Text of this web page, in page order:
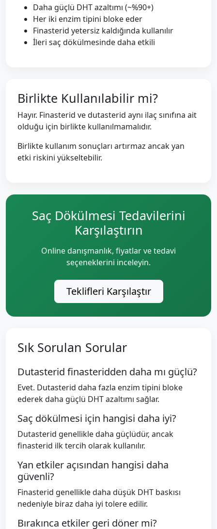
Daha güçlü DHT azaltımı (~%90+)
Her iki enzim tipini bloke eder
Finasterid yetersiz kaldığında kullanılır
İleri saç dökülmesinde daha etkili
Birlikte Kullanılabilir mi?
Hayır. Finasterid ve dutasterid aynı ilaç sınıfına ait
olduğu için birlikte kullanılmamalıdır.
Birlikte kullanım sonuçları artırmaz ancak yan
etki riskini yükseltebilir.
Saç Dökülmesi Tedavilerini
Karşılaştırın
Online danışmanlık, fiyatlar ve tedavi
seçeneklerini inceleyin.
Teklifleri Karşılaştır
Sık Sorulan Sorular
Dutasterid finasteridden daha mı güçlü?
Evet. Dutasterid daha fazla enzim tipini bloke
ederek daha güçlü DHT azaltımı sağlar.
Saç dökülmesi için hangisi daha iyi?
Dutasterid genellikle daha güçlüdür, ancak
finasterid ilk tercih olarak kullanılır.
Yan etkiler açısından hangisi daha
güvenli?
Finasterid genellikle daha düşük DHT baskısı
nedeniyle biraz daha iyi tolere edilir.
Bırakınca etkiler geri döner mi?